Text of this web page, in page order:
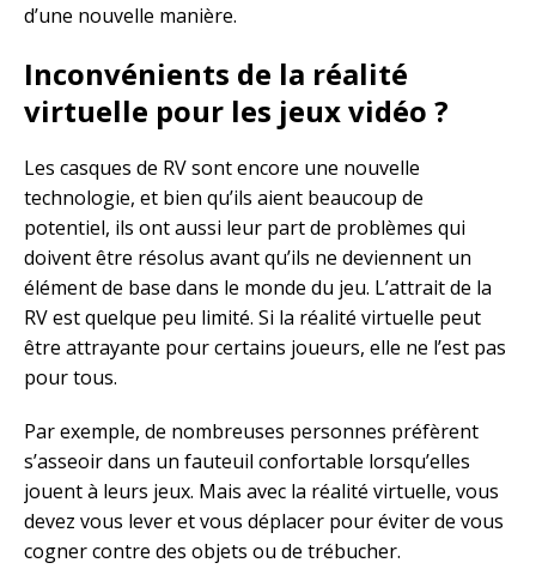
d’une nouvelle manière.
Inconvénients de la réalité
virtuelle pour les jeux vidéo ?
Les casques de RV sont encore une nouvelle
technologie, et bien qu’ils aient beaucoup de
potentiel, ils ont aussi leur part de problèmes qui
doivent être résolus avant qu’ils ne deviennent un
élément de base dans le monde du jeu. L’attrait de la
RV est quelque peu limité. Si la réalité virtuelle peut
être attrayante pour certains joueurs, elle ne l’est pas
pour tous.
Par exemple, de nombreuses personnes préfèrent
s’asseoir dans un fauteuil confortable lorsqu’elles
jouent à leurs jeux. Mais avec la réalité virtuelle, vous
devez vous lever et vous déplacer pour éviter de vous
cogner contre des objets ou de trébucher.